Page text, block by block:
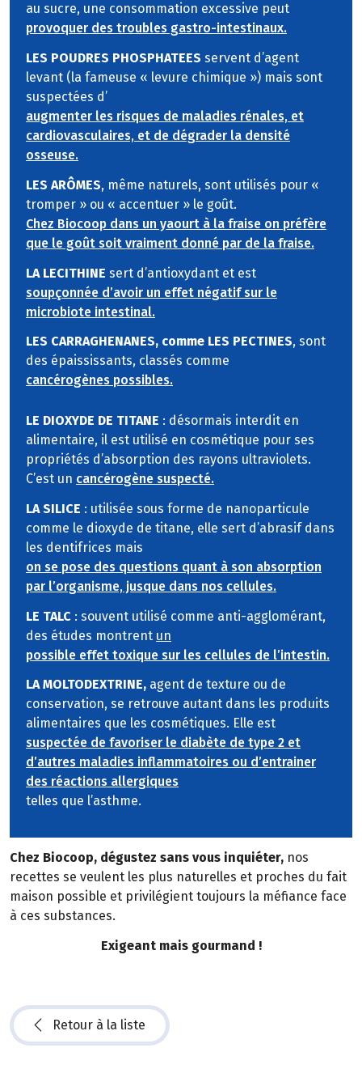
au sucre, une consommation excessive peut
provoquer des troubles gastro-intestinaux.
LES POUDRES PHOSPHATEES servent d’agent
levant (la fameuse « levure chimique ») mais sont
suspectées d’
augmenter les risques de maladies rénales, et
cardiovasculaires, et de dégrader la densité
osseuse.
LES ARÔMES, même naturels, sont utilisés pour «
tromper » ou « accentuer » le goût.
Chez Biocoop dans un yaourt à la fraise on préfère
que le goût soit vraiment donné par de la fraise.
LA LECITHINE sert d’antioxydant et est
soupçonnée d’avoir un effet négatif sur le
microbiote intestinal.
LES CARRAGHENANES, comme LES PECTINES, sont
des épaississants, classés comme
cancérogènes possibles.
LE DIOXYDE DE TITANE : désormais interdit en
alimentaire, il est utilisé en cosmétique pour ses
propriétés d’absorption des rayons ultraviolets.
C’est un cancérogène suspecté.
LA SILICE : utilisée sous forme de nanoparticule
comme le dioxyde de titane, elle sert d’abrasif dans
les dentifrices mais
on se pose des questions quant à son absorption
par l’organisme, jusque dans nos cellules.
LE TALC : souvent utilisé comme anti-agglomérant,
des études montrent un
possible effet toxique sur les cellules de l’intestin.
LA MOLTODEXTRINE, agent de texture ou de
conservation, se retrouve autant dans les produits
alimentaires que les cosmétiques. Elle est
suspectée de favoriser le diabète de type 2 et
d’autres maladies inflammatoires ou d’entrainer
des réactions allergiques
telles que l’asthme.
Chez Biocoop, dégustez sans vous inquiéter, nos
recettes se veulent les plus naturelles et proches du fait
maison possible et privilégient toujours la méfiance face
à ces substances.
Exigeant mais gourmand !
Retour à la liste